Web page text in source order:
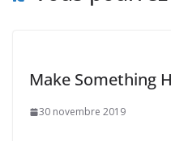
Make Something
30 novembre 2019